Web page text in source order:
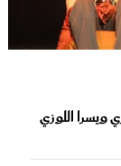
اللوزي